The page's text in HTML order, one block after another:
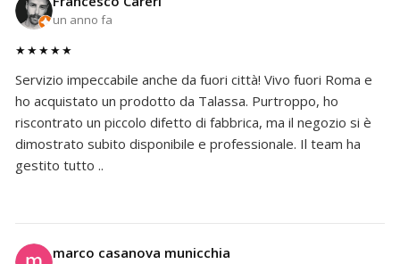
un anno fa
★★★★★
Servizio impeccabile anche da fuori città! Vivo fuori Roma e
ho acquistato un prodotto da Talassa. Purtroppo, ho
riscontrato un piccolo difetto di fabbrica, ma il negozio si è
dimostrato subito disponibile e professionale. Il team ha
gestito tutto ..
marco casanova municchia